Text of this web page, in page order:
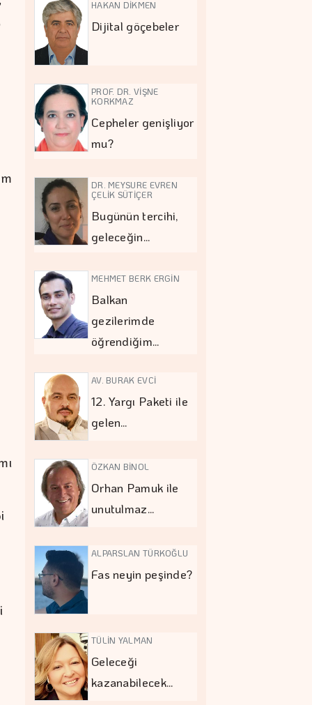
HAKAN DİKMEN
Dijital göçebeler
PROF. DR. VİŞNE
KORKMAZ
Cepheler genişliyor
mu?
DR. MEYSURE EVREN
ÇELİK SÜTİÇER
Bugünün tercihi,
geleceğin…
MEHMET BERK ERGİN
Balkan
gezilerimde
öğrendiğim…
AV. BURAK EVCİ
12. Yargı Paketi ile
gelen…
ÖZKAN BİNOL
Orhan Pamuk ile
unutulmaz…
ALPARSLAN TÜRKOĞLU
Fas neyin peşinde?
TÜLİN YALMAN
Geleceği
kazanabilecek…